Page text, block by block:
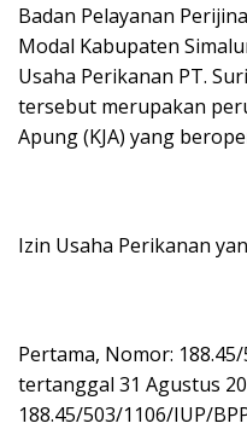
Badan Pelayanan
Modal Kabupaten
Usaha Perikanan PT.
tersebut merupakan
Apung (KJA) yang
Izin Usaha Perikanan
Pertama, Nomor:
tertanggal 31 Agustus
188.45/503/1106/IUP/